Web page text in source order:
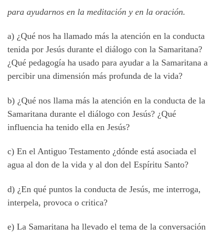
para ayudarnos en la meditación y en la oración.
a) ¿Qué nos ha llamado más la atención en la conducta
tenida por Jesús durante el diálogo con la Samaritana?
¿Qué pedagogía ha usado para ayudar a la Samaritana a
percibir una dimensión más profunda de la vida?
b) ¿Qué nos llama más la atención en la conducta de la
Samaritana durante el diálogo con Jesús? ¿Qué
influencia ha tenido ella en Jesús?
c) En el Antiguo Testamento ¿dónde está asociada el
agua al don de la vida y al don del Espíritu Santo?
d) ¿En qué puntos la conducta de Jesús, me interroga,
interpela, provoca o critica?
e) La Samaritana ha llevado el tema de la conversación